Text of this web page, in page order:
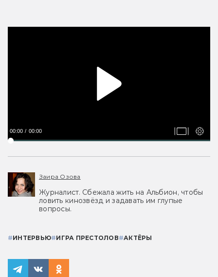
00:00 00:00
Заира Озова
Журналист. Сбежала жить на Альбион, чтобы
ловить кинозвёзд и задавать им глупые
вопросы.
#ИНТЕРВЬЮ#ИГРА ПРЕСТОЛОВ#АКТЁРЫ